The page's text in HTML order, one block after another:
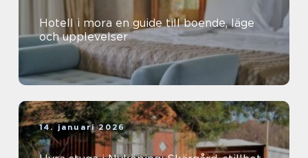
Hotell i mora en guide till boende, läge
och upplevelser
14. januari 2026